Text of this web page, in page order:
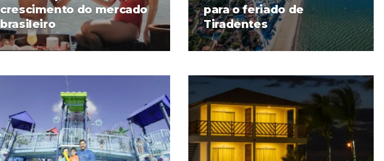
crescimento do mercado
brasileiro
para o feriado de
Tiradentes